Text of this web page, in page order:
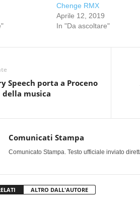
Chenge RMX
Aprile 12, 2019
In "Da ascoltare"
Speech porta a Proceno
della musica
Comunicati Stampa
Comunicato Stampa. Testo ufficiale inviato
ALTRO DALL'AUTORE